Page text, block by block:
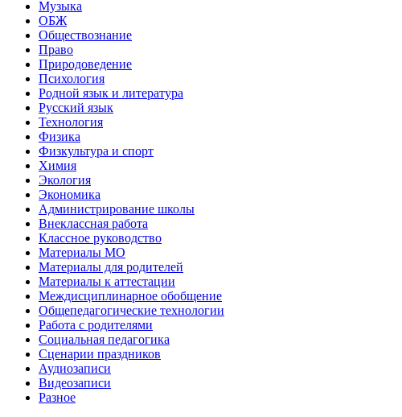
Музыка
ОБЖ
Обществознание
Право
Природоведение
Психология
Родной язык и литература
Русский язык
Технология
Физика
Физкультура и спорт
Химия
Экология
Экономика
Администрирование школы
Внеклассная работа
Классное руководство
Материалы МО
Материалы для родителей
Материалы к аттестации
Междисциплинарное обобщение
Общепедагогические технологии
Работа с родителями
Социальная педагогика
Сценарии праздников
Аудиозаписи
Видеозаписи
Разное